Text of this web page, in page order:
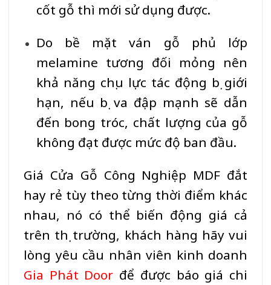
cốt gỗ thì mới sử dụng được.
Do bề mặt ván gỗ phủ lớp
melamine tương đối mỏng nên
khả năng chịu lực tác động bị giới
hạn, nếu bị va đập mạnh sẽ dẫn
đến bong tróc, chất lượng của gỗ
không đạt được mức độ ban đầu.
Giá Cửa Gỗ Công Nghiệp MDF đắt
hay rẻ tùy theo từng thời điểm khác
nhau, nó có thể biến động giá cả
trên thị trường, khách hàng hãy vui
lòng yêu cầu nhân viên kinh doanh
Gia Phát Door để được báo giá chi